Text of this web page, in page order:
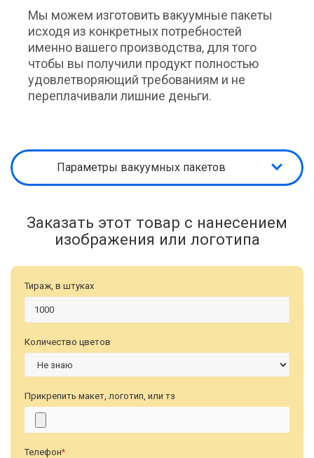
Мы можем изготовить вакуумные пакеты
исходя из конкретных потребностей
именно вашего производства, для того
чтобы вы получили продукт полностью
удовлетворяющий требованиям и не
переплачивали лишние деньги.
Параметры вакуумных пакетов
Заказать этот товар с нанесением
изображения или логотипа
Тираж, в штуках
Количество цветов
Прикрепить макет, логотип, или тз
Телефон*